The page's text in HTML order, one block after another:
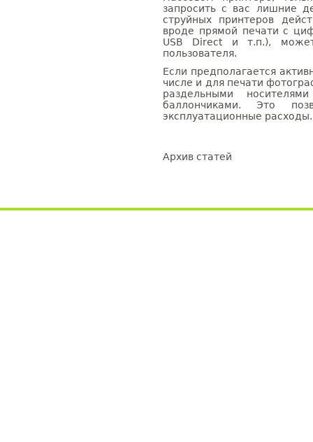
запросить с вас лишние
струйных принтеров
вроде прямой печати с
USB Direct и т.п.),
пользователя.
Если предполагается
числе и для печати
раздельными
баллончиками. Это
эксплуатационные расходы.
Архив статей